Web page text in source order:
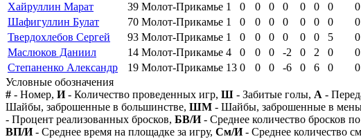
Хайруллин Марат
39 Молот-Прикамье 1 0 0 0 0 0 0 0 0
Шафигуллин Булат
70 Молот-Прикамье 1 0 0 0 0 0 0 0 0
Твердохлебов Сергей
93 Молот-Прикамье 1 0 0 0 0 0 0 5 0
Маслюков Даниил
14 Молот-Прикамье 4 0 0 0 -2 0 2 0 0
Степаненко Александр
19 Молот-Прикамье 13 0 0 0 -6 0 6 0 0
Условные обозначения
# - Номер, И- Количество проведенных игр, Ш - Забитые голы, А -
Шайбы, заброшенные в большинстве, ШМ - Шайбы, заброшенные в
- Процент реализованных бросков, БВ/И- Среднее количество бросков
ВП/И- Среднее время на площадке за игру, См/И- Среднее количество